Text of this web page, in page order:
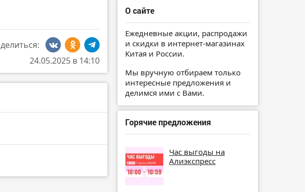
24.05.2025 в 14:10
О сайте
Ежедневные акции, распродажи
и скидки в интернет-магазинах
Китая и России.
Мы вручную отбираем только
интересные предложения и
делимся ими с Вами.
Горячие предложения
Час выгоды на
Алиэкспресс